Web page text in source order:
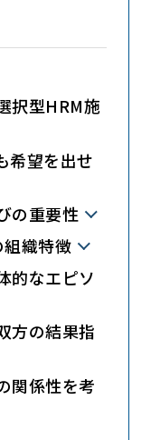
択型HRM施
希望を出せ
の重要性
織特徴
的なエピソ
方の結果指
関係性を考